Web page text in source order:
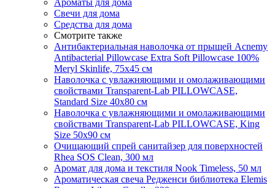
Свечи для дома
Средства для дома
Смотрите также
Антибактериальная наволочка от прыщей Acnemy
Antibacterial Pillowcase Extra Soft Pillowcase 100%
Meryl Skinlife, 75х45 см
Наволочка с увлажняющими и омолаживающими
свойствами Transparent-Lab PILLOWCASE,
Standard Size 40x80 см
Наволочка с увлажняющими и омолаживающими
свойствами Transparent-Lab PILLOWCASE, King
Size 50x90 см
Очищающий спрей санитайзер для поверхностей
Rhea SOS Clean, 300 мл
Аромат для дома и текстиля Nook Timeless, 50 мл
Ароматическая свеча Редженси библиотека Elemis